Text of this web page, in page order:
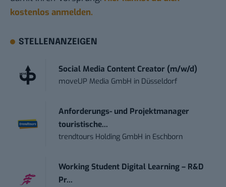
kostenlos anmelden.
STELLENANZEIGEN
Social Media Content Creator (m/w/d)
moveUP Media GmbH in Düsseldorf
Anforderungs- und Projektmanager
touristische...
trendtours Holding GmbH in Eschborn
Working Student Digital Learning – R&D
Pr...